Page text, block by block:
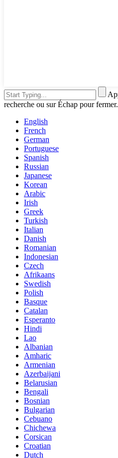
recherche ou sur Échap pour fermer.
English
French
German
Portuguese
Spanish
Russian
Japanese
Korean
Arabic
Irish
Greek
Turkish
Italian
Danish
Romanian
Indonesian
Czech
Afrikaans
Swedish
Polish
Basque
Catalan
Esperanto
Hindi
Lao
Albanian
Amharic
Armenian
Azerbaijani
Belarusian
Bengali
Bosnian
Bulgarian
Cebuano
Chichewa
Corsican
Croatian
Dutch